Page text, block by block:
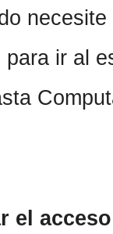
ir al
el